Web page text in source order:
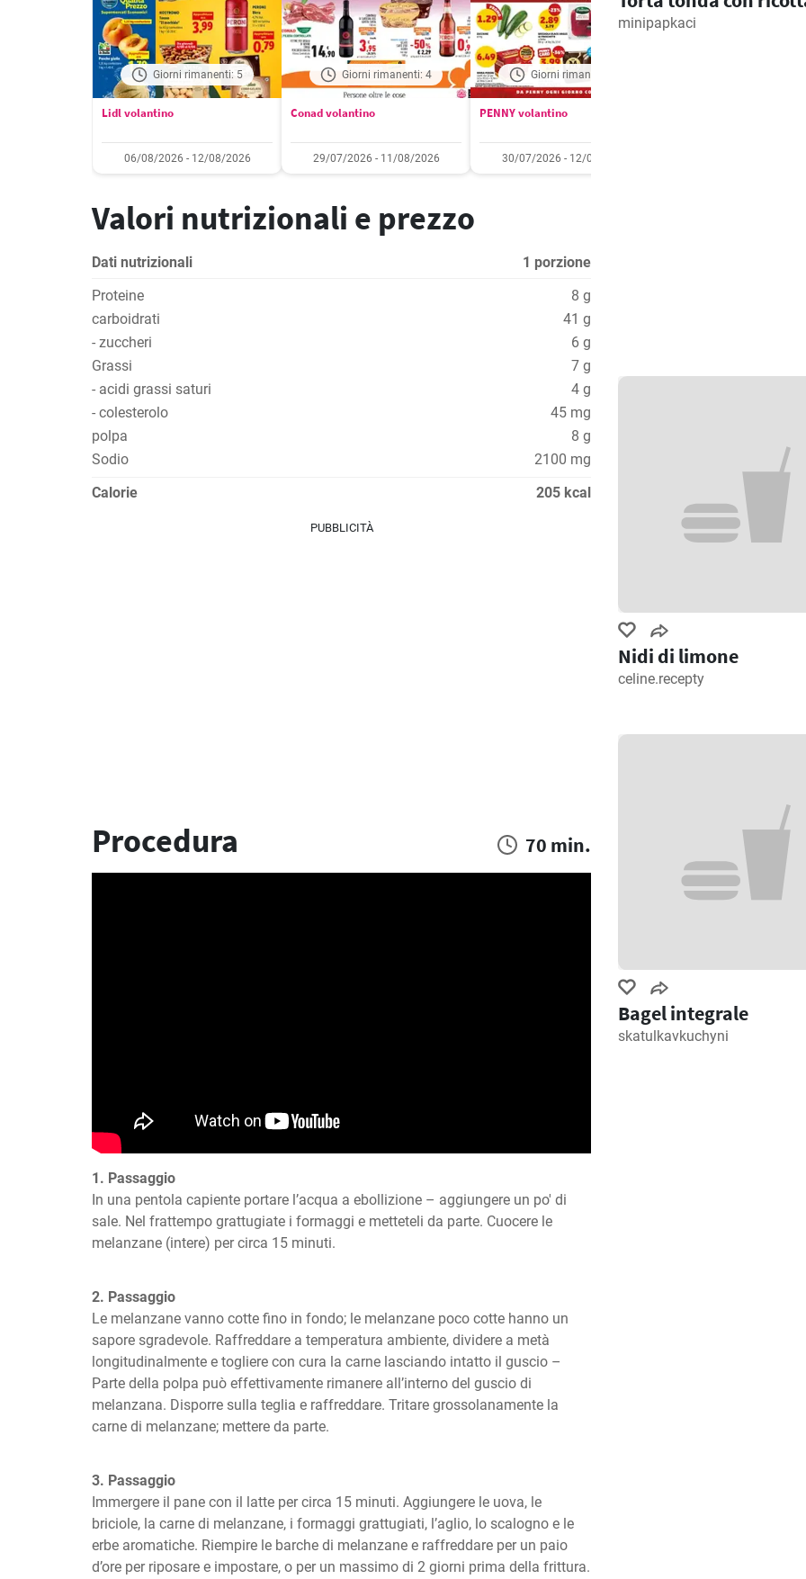
Giorni rimanenti: 5
Lidl volantino
06/08/2026 - 12/08/2026
Giorni rimanenti: 4
Conad volantino
29/07/2026 - 11/08/2026
Giorni rimanenti: 5
PENNY volantino
30/07/2026 - 12/08/2026
Valori nutrizionali e prezzo
Dati nutrizionali
1 porzione
Proteine
8 g
carboidrati
41 g
- zuccheri
6 g
Grassi
7 g
- acidi grassi saturi
4 g
- colesterolo
45 mg
polpa
8 g
Sodio
2100 mg
Calorie
205 kcal
PUBBLICITÀ
Procedura 70 min.
1. Passaggio
In una pentola capiente portare l’acqua a ebollizione – aggiungere un po' di
sale. Nel frattempo grattugiate i formaggi e metteteli da parte. Cuocere le
melanzane (intere) per circa 15 minuti.
2. Passaggio
Le melanzane vanno cotte fino in fondo; le melanzane poco cotte hanno un
sapore sgradevole. Raffreddare a temperatura ambiente, dividere a metà
longitudinalmente e togliere con cura la carne lasciando intatto il guscio –
Parte della polpa può effettivamente rimanere all’interno del guscio di
melanzana. Disporre sulla teglia e raffreddare. Tritare grossolanamente la
carne di melanzane; mettere da parte.
3. Passaggio
Immergere il pane con il latte per circa 15 minuti. Aggiungere le uova, le
briciole, la carne di melanzane, i formaggi grattugiati, l’aglio, lo scalogno e le
erbe aromatiche. Riempire le barche di melanzane e raffreddare per un paio
d’ore per riposare e impostare, o per un massimo di 2 giorni prima della frittura.
minipapkaci
Nidi di limone
celine.recepty
Bagel integrale
skatulkavkuchyni